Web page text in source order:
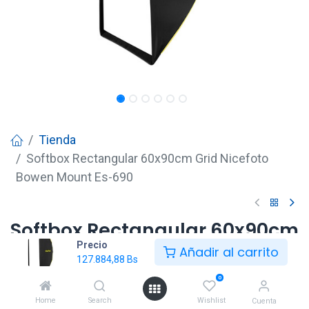
Precio
127.884,88 Bs Añadir al carrito
Home Search
0
Wishlist Cuenta
Tienda
Softbox Rectangular 60x90cm Grid Nicefoto
Bowen Mount Es-690
Softbox Rectangular 60x90cm
Grid Nicefoto Bowen Mount
Es-690